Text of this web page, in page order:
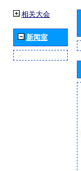
相关大会
新闻室